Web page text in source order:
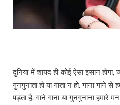
दुनिया में शायद ही कोई ऐसा इंसान
गुनगुनाता हो या गाता न हो. गाना गाने
पड़ता है. गाने गाना या गुनगुनाना हमारे